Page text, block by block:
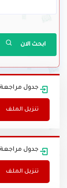
ابحث الان
جدول مراجعة
تنزيل الملف
جدول مراجعة
تنزيل الملف